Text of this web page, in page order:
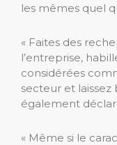
les mêmes quel
« Faites des
l’entreprise,
considérées
secteur et laissez
également
« Même si le